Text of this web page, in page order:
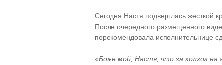
Сегодня Настя подверглась жесткой
После очередного размещенного
порекомендовала исполнительнице
«Боже мой, Настя, что за колхоз на